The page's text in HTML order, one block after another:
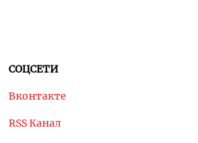
СОЦСЕТИ
Вконтакте
RSS Канал